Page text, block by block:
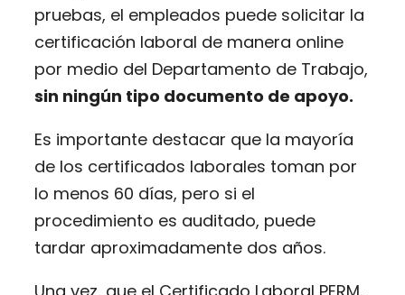
pruebas, el empleados puede solicitar la
certificación laboral de manera online
por medio del Departamento de Trabajo,
sin ningún tipo documento de apoyo.
Es importante destacar que la mayoría
de los certificados laborales toman por
lo menos 60 días, pero si el
procedimiento es auditado, puede
tardar aproximadamente dos años.